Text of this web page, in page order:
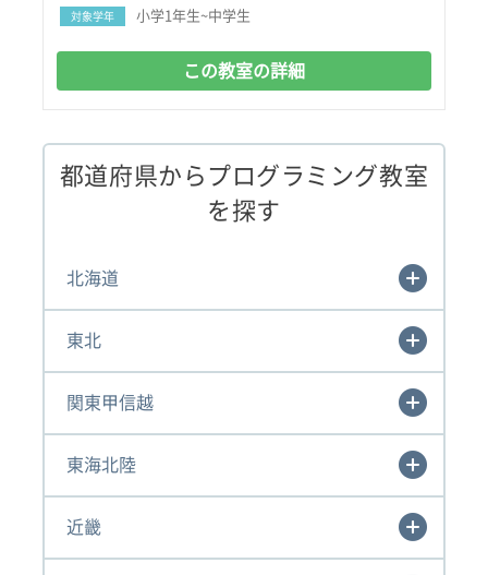
対象学年 小学1年生~中学生
この教室の詳細
都道府県からプログラミング教室
を探す
北海道
東北
関東甲信越
東海北陸
近畿